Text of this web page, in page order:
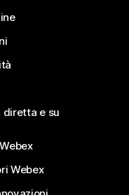
diretta e su
Webex